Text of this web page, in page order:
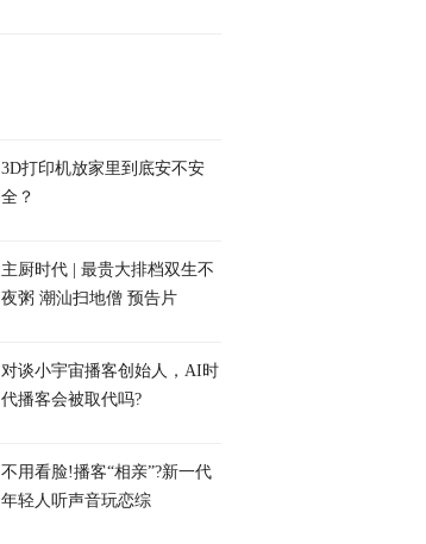
3D打印机放家里到底安不安
全？
主厨时代 | 最贵大排档双生不
夜粥 潮汕扫地僧 预告片
对谈小宇宙播客创始人，AI时
代播客会被取代吗?
不用看脸!播客“相亲”?新一代
年轻人听声音玩恋综